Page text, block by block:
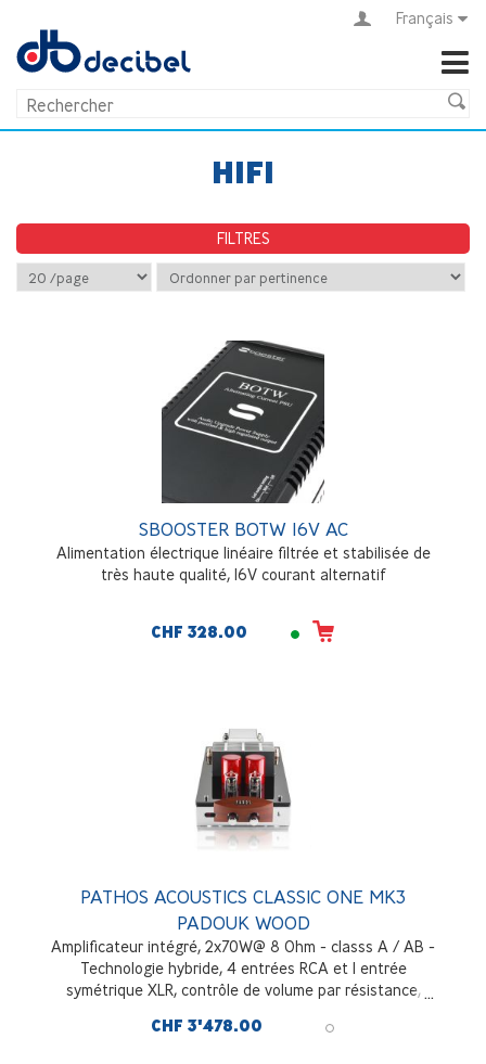
Français
HIFI
FILTRES
SBOOSTER BOTW 16V AC
Alimentation électrique linéaire filtrée et stabilisée de
très haute qualité, 16V courant alternatif
CHF 328.00
PATHOS ACOUSTICS CLASSIC ONE MK3
PADOUK WOOD
Amplificateur intégré, 2x70W@ 8 Ohm - classs A / AB -
Technologie hybride, 4 entrées RCA et 1 entrée
symétrique XLR, contrôle de volume par résistance,
CHF 3'478.00